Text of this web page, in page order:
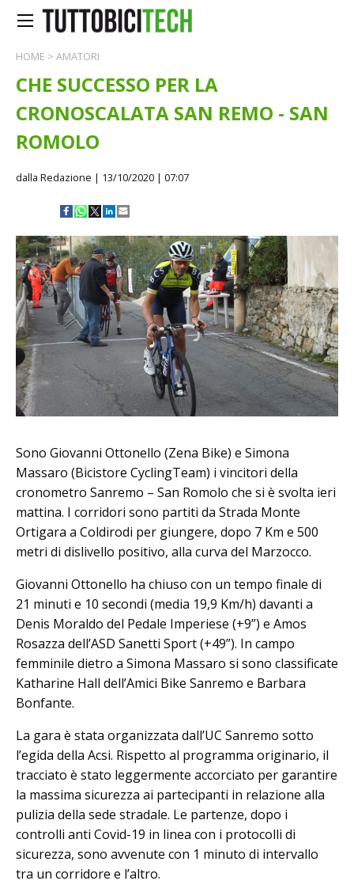
HOME > AMATORI
CHE SUCCESSO PER LA
CRONOSCALATA SAN REMO - SAN
ROMOLO
dalla Redazione | 13/10/2020 | 07:07
Sono Giovanni Ottonello (Zena Bike) e Simona
Massaro (Bicistore CyclingTeam) i vincitori della
cronometro Sanremo – San Romolo che si è svolta ieri
mattina. I corridori sono partiti da Strada Monte
Ortigara a Coldirodi per giungere, dopo 7 Km e 500
metri di dislivello positivo, alla curva del Marzocco.
Giovanni Ottonello ha chiuso con un tempo finale di
21 minuti e 10 secondi (media 19,9 Km/h) davanti a
Denis Moraldo del Pedale Imperiese (+9”) e Amos
Rosazza dell’ASD Sanetti Sport (+49”). In campo
femminile dietro a Simona Massaro si sono classificate
Katharine Hall dell’Amici Bike Sanremo e Barbara
Bonfante.
La gara è stata organizzata dall’UC Sanremo sotto
l’egida della Acsi. Rispetto al programma originario, il
tracciato è stato leggermente accorciato per garantire
la massima sicurezza ai partecipanti in relazione alla
pulizia della sede stradale. Le partenze, dopo i
controlli anti Covid-19 in linea con i protocolli di
sicurezza, sono avvenute con 1 minuto di intervallo
tra un corridore e l’altro.